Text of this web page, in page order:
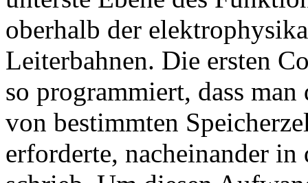
oberhalb der
Leiterbahnen. Die ersten
so programmiert, dass
von bestimmten
erforderte, nacheinander